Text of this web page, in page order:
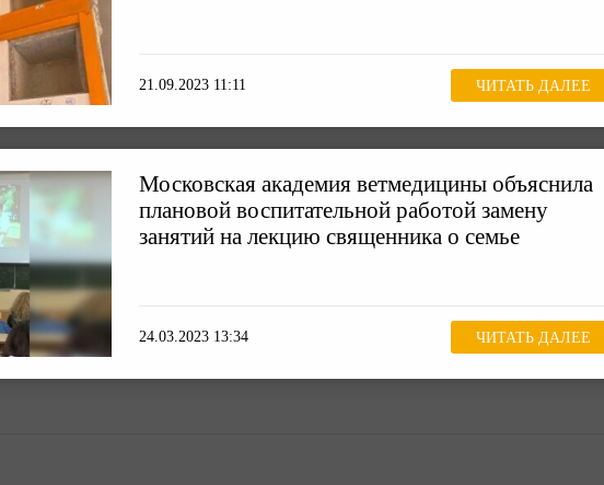
21.09.2023 11:11 ЧИТАТЬ ДАЛЕЕ
Московская академия ветмедицины объяснила
плановой воспитательной работой замену
занятий на лекцию священника о семье
24.03.2023 13:34 ЧИТАТЬ ДАЛЕЕ